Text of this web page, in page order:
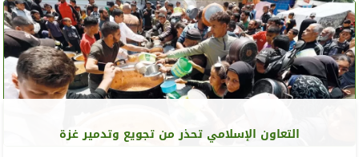
التعاون الإسلامي تحذر من تجويع وتدمير غزة